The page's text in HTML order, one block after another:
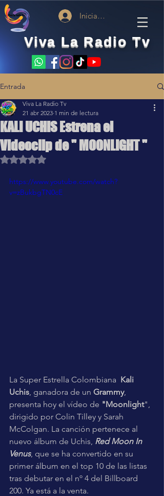
Viva La Radio Tv
Iniciar sesión
Entrada
KALI UCHIS Estrena el
Videoclip de " MOONLIGHT "
Viva La Radio Tv
21 abr 2023 1 min de lectura
Obtuvo NaN de 5 estrellas.
https://www.youtube.com/watch?
v=zBukbgTN0cE
La Super Estrella Colombiana Kali
Uchis , ganadora de un Grammy,
presenta hoy el vídeo de "Moonlight",
dirigido por Colin Tilley y Sarah
McColgan. La canción pertenece al
nuevo álbum de Uchis, Red Moon In
Venus, que se ha convertido en su
primer álbum en el top 10 de las listas
tras debutar en el nº 4 del Billboard
200. Ya está a la venta.